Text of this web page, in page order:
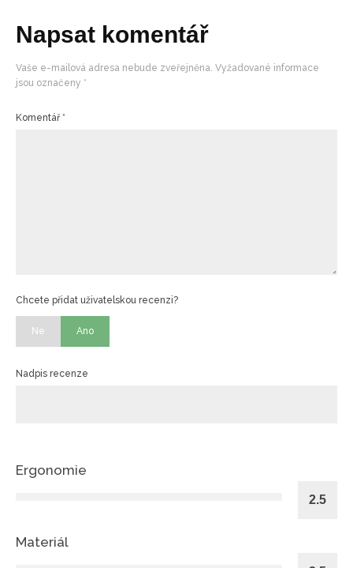
Napsat komentář
Vaše e-mailová adresa nebude zveřejněna. Vyžadované informace
jsou označeny *
Komentář *
Chcete přidat uživatelskou recenzi?
Ne Ano
Nadpis recenze
Ergonomie
Materiál